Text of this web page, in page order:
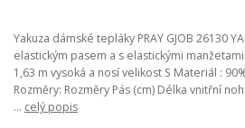
Yakuza dámské tepláky PRAY GJOB 26130
elastickým pasem a s elastickými
1,63 m vysoká a nosí velikost S Materiál :
Rozměry: Rozměry Pás (cm) Délka vnitřní
... celý popis